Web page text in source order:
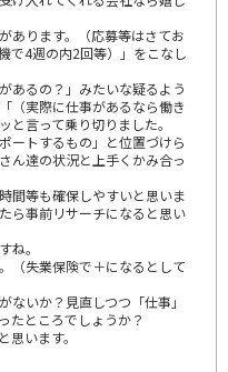
あります。（応募等はさてお
で4週の内2回等）」をこなし
あるの？」みたいな疑るよう
（実際に仕事があるなら働き
と言って乗り切りました。
ートするもの」と位置づけら
ん達の状況と上手くかみ合っ
間等も確保しやすいと思いま
ら事前リサーチになると思い
ね。
（失業保険で＋になるとして
ないか？見直しつつ「仕事」
たところでしょうか？
います。